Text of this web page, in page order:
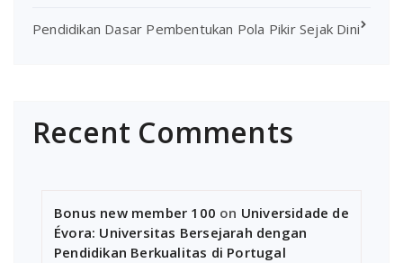
Pendidikan Dasar Pembentukan Pola Pikir Sejak Dini
Recent Comments
Bonus new member 100 on Universidade de
Évora: Universitas Bersejarah dengan
Pendidikan Berkualitas di Portugal